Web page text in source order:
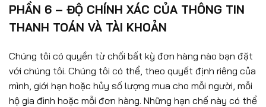
PHẦN 6 – ĐỘ CHÍNH XÁC CỦA THÔNG TIN
THANH TOÁN VÀ TÀI KHOẢN
Chúng tôi có quyền từ chối bất kỳ đơn hàng nào bạn đặt
với chúng tôi. Chúng tôi có thể, theo quyết định riêng của
mình, giới hạn hoặc hủy số lượng mua cho mỗi người, mỗi
hộ gia đình hoặc mỗi đơn hàng. Những hạn chế này có thể